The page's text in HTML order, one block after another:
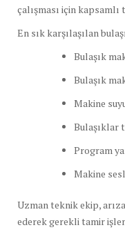
çalışması için
En sık karşılaşılan
Bulaşık
Bulaşık
Makine
Bulaşıklar
Program
Makine
Uzman teknik ekip,
ederek gerekli tamir